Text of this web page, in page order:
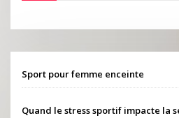
Sport pour femme enceinte
Quand le stress sportif impacte la